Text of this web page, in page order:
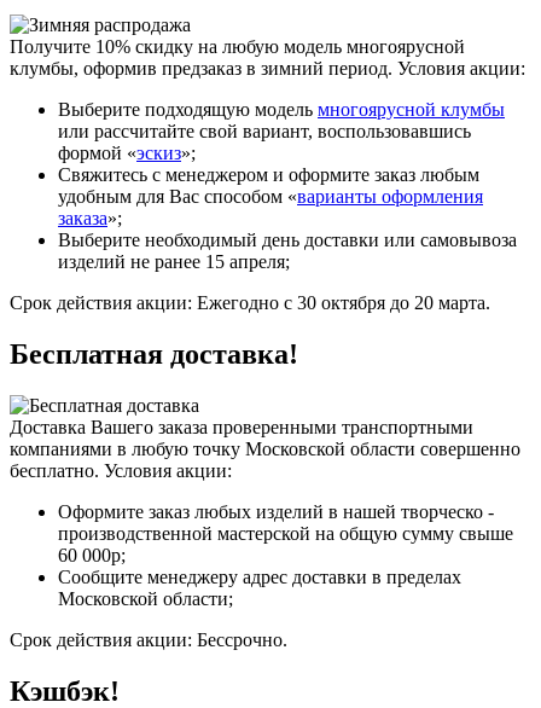
Получите 10% скидку на любую модель многоярусной
клумбы, оформив предзаказ в зимний период. Условия акции:
Выберите подходящую модель многоярусной клумбы
или рассчитайте свой вариант, воспользовавшись
формой «эскиз»;
Свяжитесь с менеджером и оформите заказ любым
удобным для Вас способом «варианты оформления
заказа»;
Выберите необходимый день доставки или самовывоза
изделий не ранее 15 апреля;
Срок действия акции: Ежегодно с 30 октября до 20 марта.
Бесплатная доставка!
Доставка Вашего заказа проверенными транспортными
компаниями в любую точку Московской области совершенно
бесплатно. Условия акции:
Оформите заказ любых изделий в нашей творческо -
производственной мастерской на общую сумму свыше
60 000р;
Сообщите менеджеру адрес доставки в пределах
Московской области;
Срок действия акции: Бессрочно.
Кэшбэк!